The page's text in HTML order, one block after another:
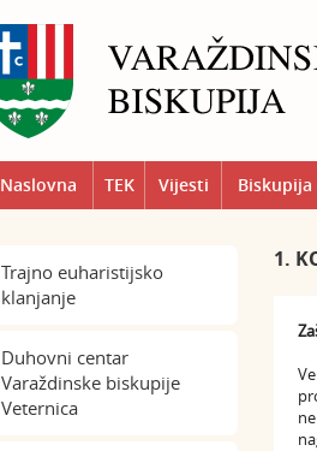
Naslovna TEK Vijesti Biskupija
Trajno euharistijsko
klanjanje
Duhovni centar
Varaždinske biskupije
Veternica
1.